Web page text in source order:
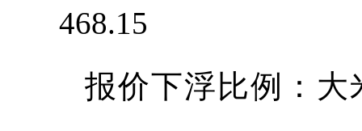
468.15
报价下浮比例：大